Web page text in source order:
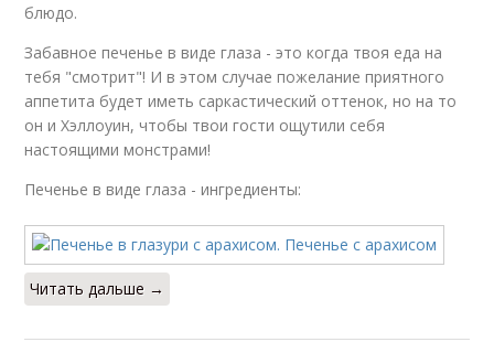
блюдо.
Забавное печенье в виде глаза - это когда твоя еда на
тебя "смотрит"! И в этом случае пожелание приятного
аппетита будет иметь саркастический оттенок, но на то
он и Хэллоуин, чтобы твои гости ощутили себя
настоящими монстрами!
Печенье в виде глаза - ингредиенты:
Читать дальше →